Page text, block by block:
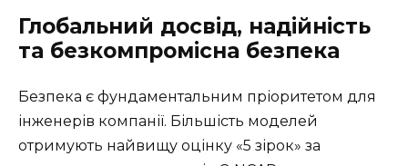
Глобальний досвід, надійність
та безкомпромісна безпека
Безпека є фундаментальним пріоритетом для
інженерів компанії. Більшість моделей
отримують найвищу оцінку «5 зірок» за